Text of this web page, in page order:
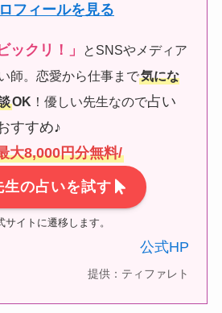
フィールを見る
ックリ！」
とSNSやメディア
師。恋愛から仕事まで気にな
OK ！優しい先生なので占い
すすめ♪
大8,000円分無料/
生の占いを試す
イトに遷移します。
公式HP
提供：ティファレト